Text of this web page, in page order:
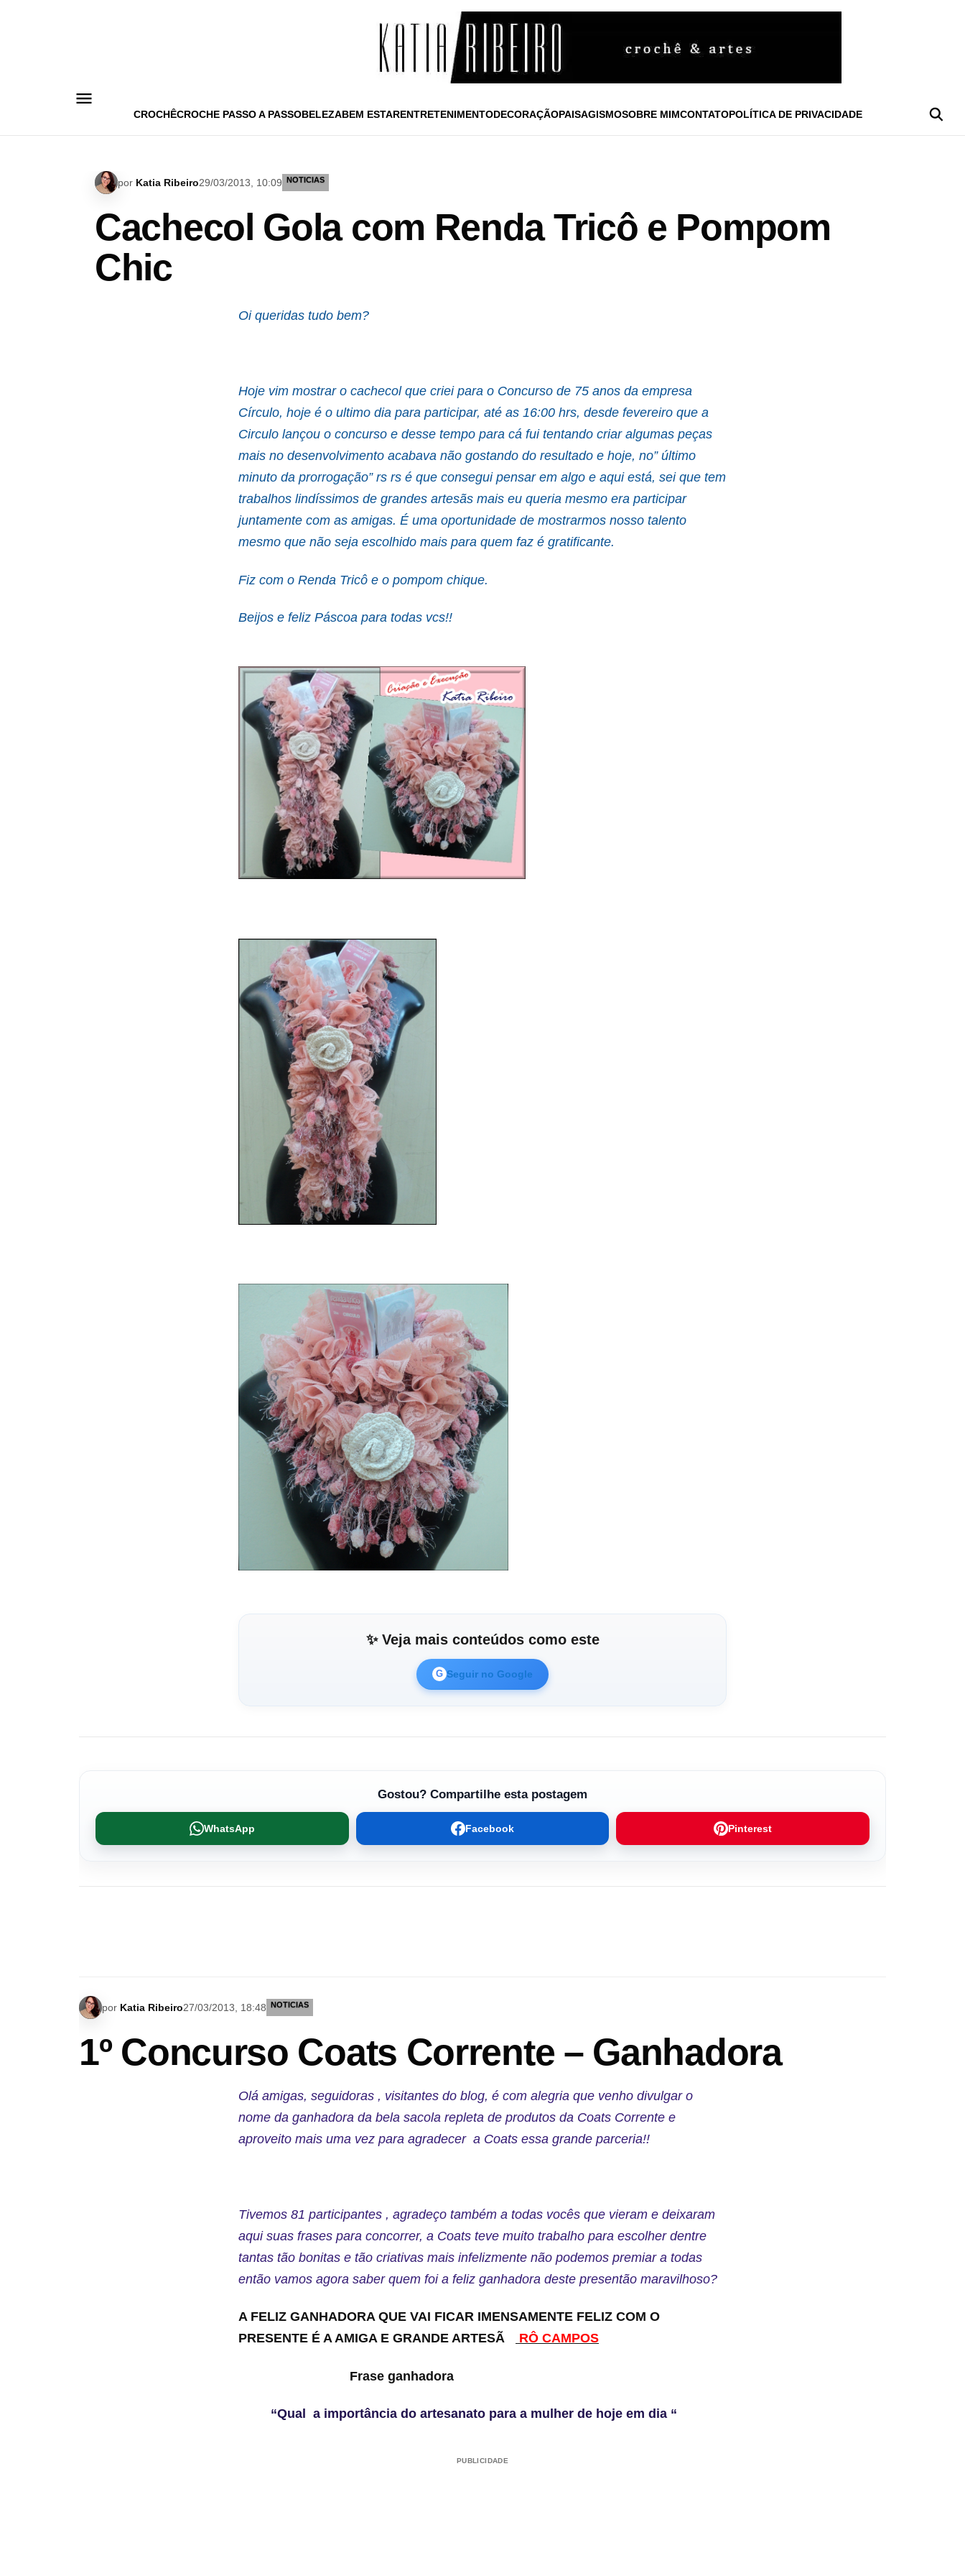
CROCHÊCROCHE PASSO A PASSOBELEZABEM ESTARENTRETENIMENTODECORAÇÃOPAISAGISMOSOBRE MIMCONTATOPOLÍTICA DE PRIVACIDADE
por Katia Ribeiro29/03/2013, 10:09 NOTICIAS
Cachecol Gola com Renda Tricô e Pompom
Chic
Oi queridas tudo bem?
Hoje vim mostrar o cachecol que criei para o Concurso de 75 anos da empresa
Círculo, hoje é o ultimo dia para participar, até as 16:00 hrs, desde fevereiro que a
Circulo lançou o concurso e desse tempo para cá fui tentando criar algumas peças
mais no desenvolvimento acabava não gostando do resultado e hoje, no” último
minuto da prorrogação” rs rs é que consegui pensar em algo e aqui está, sei que tem
trabalhos lindíssimos de grandes artesãs mais eu queria mesmo era participar
juntamente com as amigas. É uma oportunidade de mostrarmos nosso talento
mesmo que não seja escolhido mais para quem faz é gratificante.
Fiz com o Renda Tricô e o pompom chique.
Beijos e feliz Páscoa para todas vcs!!
✨ Veja mais conteúdos como este
G Seguir no Google
Gostou? Compartilhe esta postagem
WhatsApp Facebook Pinterest
por Katia Ribeiro27/03/2013, 18:48 NOTICIAS
1º Concurso Coats Corrente – Ganhadora
Olá amigas, seguidoras , visitantes do blog, é com alegria que venho divulgar o
nome da ganhadora da bela sacola repleta de produtos da Coats Corrente e
aproveito mais uma vez para agradecer a Coats essa grande parceria!!
Tivemos 81 participantes , agradeço também a todas vocês que vieram e deixaram
aqui suas frases para concorrer, a Coats teve muito trabalho para escolher dentre
tantas tão bonitas e tão criativas mais infelizmente não podemos premiar a todas
então vamos agora saber quem foi a feliz ganhadora deste presentão maravilhoso?
A FELIZ GANHADORA QUE VAI FICAR IMENSAMENTE FELIZ COM O
PRESENTE É A AMIGA E GRANDE ARTESÃ
RÔ CAMPOS
Frase ganhadora
“Qual a importância do artesanato para a mulher de hoje em dia “
PUBLICIDADE